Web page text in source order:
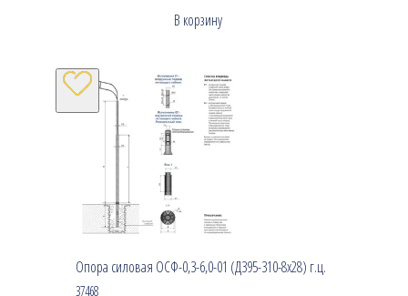
В корзину
Опора силовая ОСФ-0,3-6,0-01 (Д395-310-8х28) г.ц.
37468